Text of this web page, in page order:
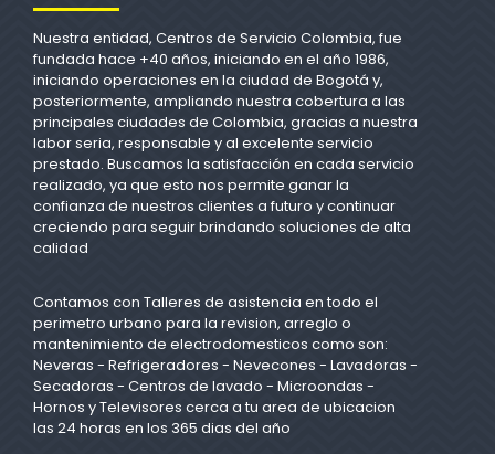
Nuestra entidad, Centros de Servicio Colombia, fue
fundada hace +40 años, iniciando en el año 1986,
iniciando operaciones en la ciudad de Bogotá y,
posteriormente, ampliando nuestra cobertura a las
principales ciudades de Colombia, gracias a nuestra
labor seria, responsable y al excelente servicio
prestado. Buscamos la satisfacción en cada servicio
realizado, ya que esto nos permite ganar la
confianza de nuestros clientes a futuro y continuar
creciendo para seguir brindando soluciones de alta
calidad
Contamos con Talleres de asistencia en todo el
perimetro urbano para la revision, arreglo o
mantenimiento de electrodomesticos como son:
Neveras - Refrigeradores - Nevecones - Lavadoras -
Secadoras - Centros de lavado - Microondas -
Hornos y Televisores cerca a tu area de ubicacion
las 24 horas en los 365 dias del año